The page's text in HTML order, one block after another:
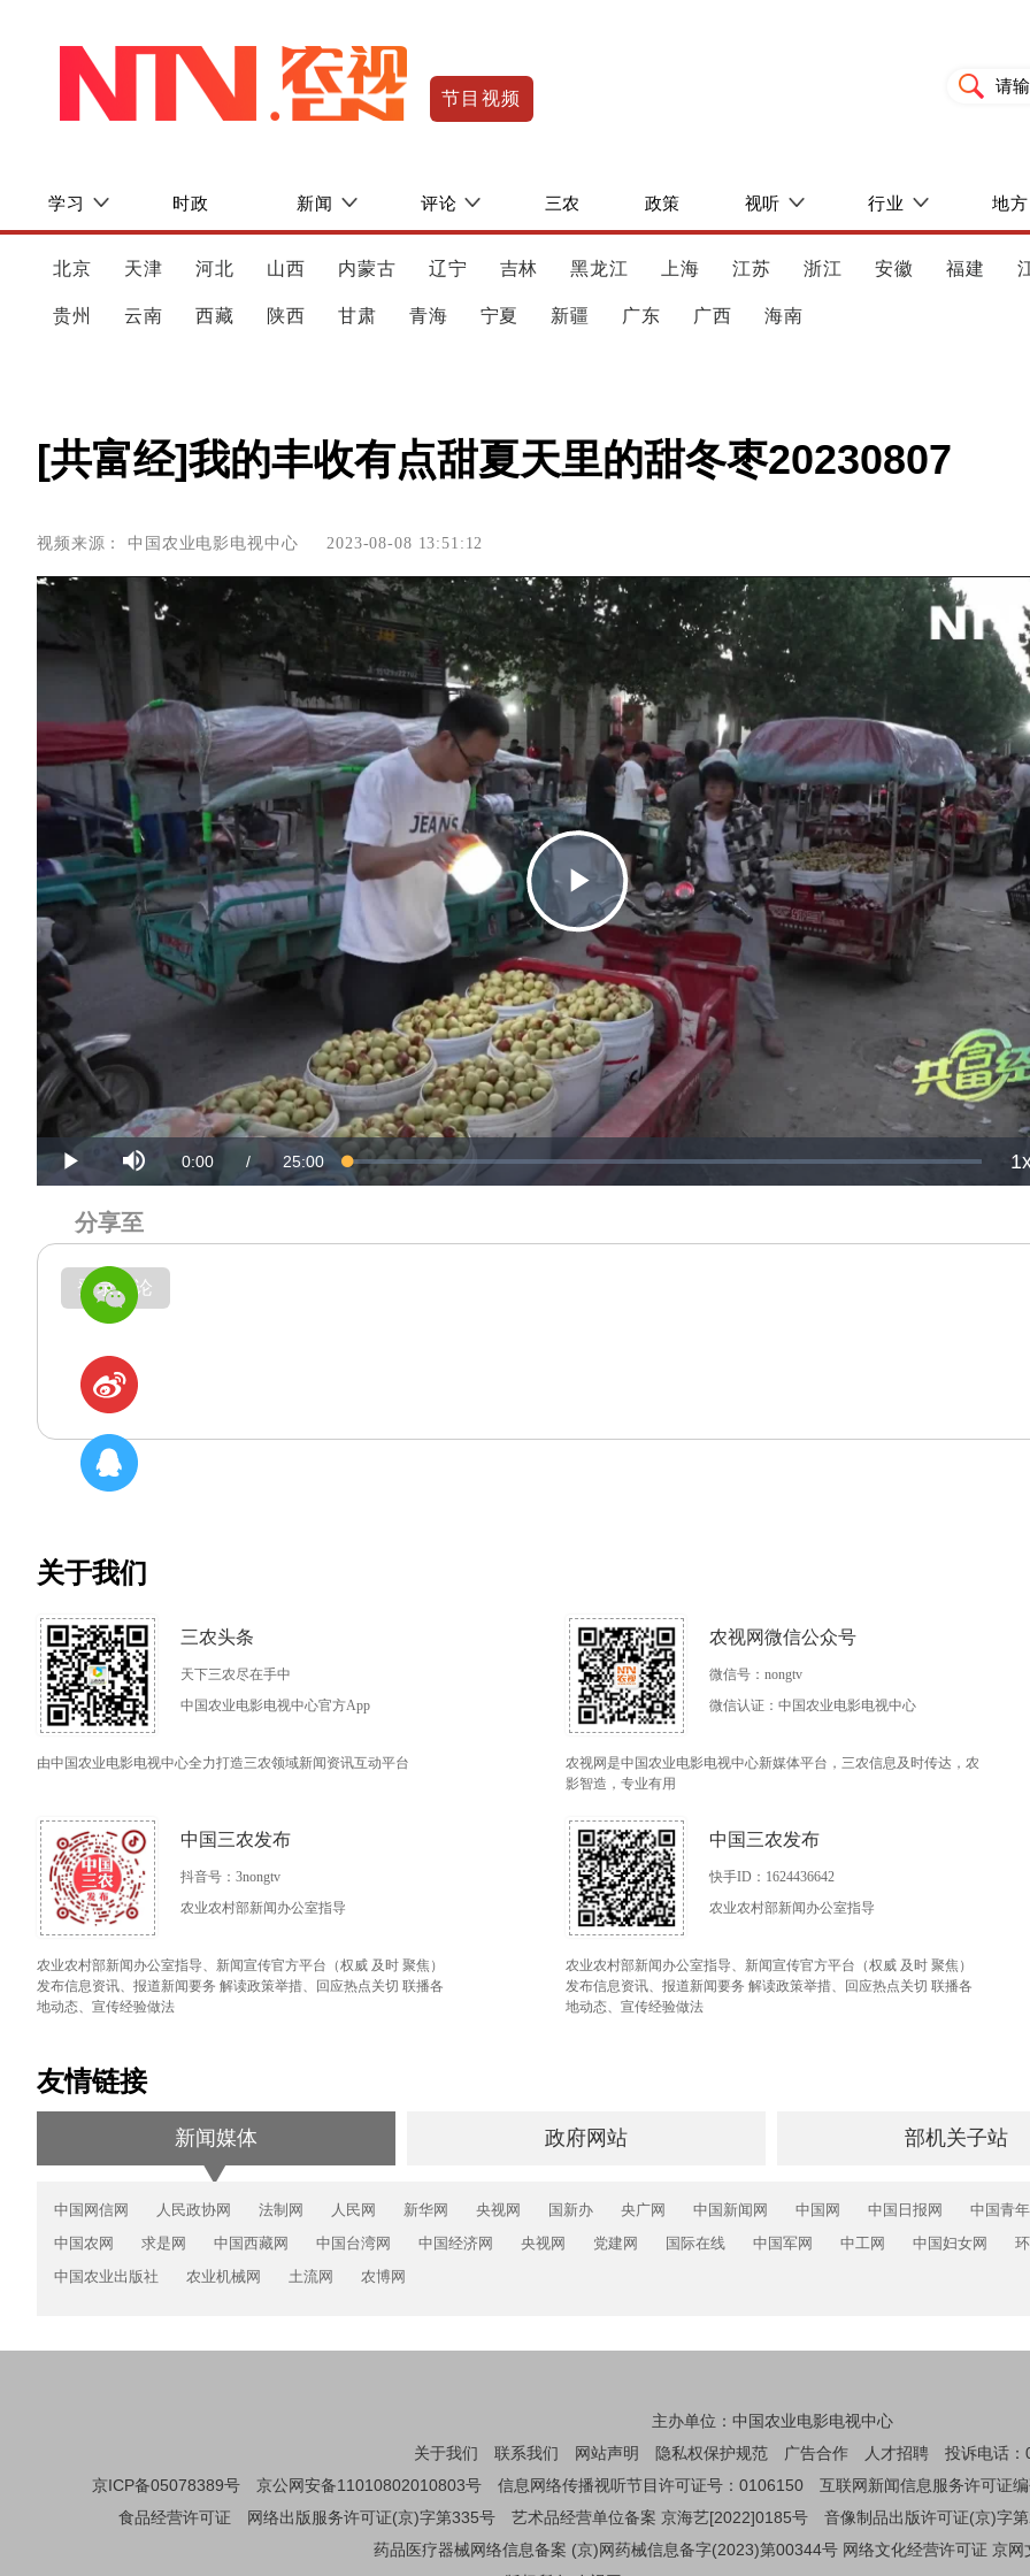
节目视频
学习 时政 新闻 评论 三农 政策 视听 行业 地方
北京 天津 河北 山西 内蒙古 辽宁 吉林 黑龙江 上海 江苏 浙江 安徽 福建
贵州 云南 西藏 陕西 甘肃 青海 宁夏 新疆 广东 广西 海南
[共富经]我的丰收有点甜夏天里的甜冬枣20230807
视频来源：中国农业电影电视中心 2023-08-08 13:51:12
Play
Video
Play Current
0:00 / Duration
25:00 Loaded:
0%
Progress:
0%
登录评论
关于我们
三农头条
天下三农尽在手中
中国农业电影电视中心官方App
由中国农业电影电视中心全力打造三农领域新闻资讯互动平台
农视网微信公众号
微信号：nongtv
微信认证：中国农业电影电视中心
农视网是中国农业电影电视中心新媒体平台，三农信息及时传达，农
影智造，专业有用
中国三农发布
抖音号：3nongtv
农业农村部新闻办公室指导
农业农村部新闻办公室指导、新闻宣传官方平台（权威 及时 聚焦）
发布信息资讯、报道新闻要务 解读政策举措、回应热点关切 联播各
地动态、宣传经验做法
中国三农发布
快手ID：1624436642
农业农村部新闻办公室指导
农业农村部新闻办公室指导、新闻宣传官方平台（权威 及时 聚焦）
发布信息资讯、报道新闻要务 解读政策举措、回应热点关切 联播各
地动态、宣传经验做法
友情链接
新闻媒体 政府网站 部机关子站
中国网信网 人民政协网 法制网 人民网 新华网 央视网 国新办 央广网 中国新闻网 中国网 中国日报网
中国青
中国农网
求是网 中国西藏网 中国台湾网 中国经济网 央视网 党建网 国际在线 中国军网 中工网 中国妇女网
中国农业出版社
农业机械网 土流网 农博网
主办单位：中国农业电影电视中心
关于我们
联系我们 网站声明 隐私权保护规范 广告合作 人才招聘
投诉电话
京ICP备05078389号
京公网安备11010802010803号 信息网络传播视听节目许可证号：0106150
互联网新闻信息服务许可证
食品经营许可证
网络出版服务许可证(京)字第335号 艺术品经营单位备案 京海艺[2022]0185号
音像制品出版许可证(京)字
药品医疗器械网络信息备案 (京)网药械信息备字(2023)第00344号 网络文化经营许可证 京
分享至